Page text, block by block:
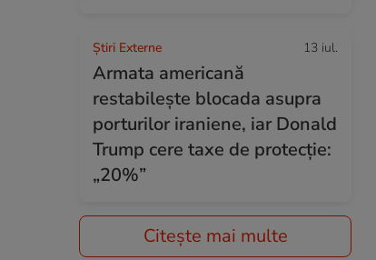
Știri Externe 13 iul.
Armata americană
restabilește blocada asupra
porturilor iraniene, iar Donald
Trump cere taxe de protecție:
„20%”
Citește mai multe